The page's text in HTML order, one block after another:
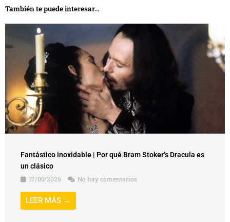
También te puede interesar...
Fantástico inoxidable | Por qué Bram Stoker’s Dracula es
un clásico
17/05/2026
No hay comentarios
LEER MÁS →